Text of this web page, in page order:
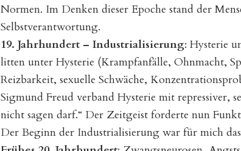
Normen. Im Denken dieser Epoche stand der
Selbstverantwortung.
19. Jahrhundert – Industrialisierung: Hysterie
litten unter Hysterie (Krampfanfälle, Ohnmacht,
Reizbarkeit, sexuelle Schwäche,
Sigmund Freud verband Hysterie mit repressiver,
nicht sagen darf.“ Der Zeitgeist forderte nun
Der Beginn der Industrialisierung war für mich